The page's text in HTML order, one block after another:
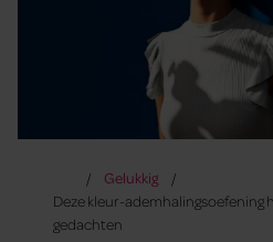
Gelukkig
Deze kleur-ademhalingsoefening
gedachten